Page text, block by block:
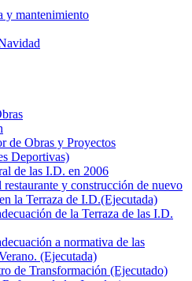
y mantenimiento
de Obras y Proyectos
Deportivas)
de las I.D. en 2006
restaurante y construcción de nuevo
la Terraza de I.D.(Ejecutada)
de la Terraza de las I.D.
a normativa de las
(Ejecutada)
de Transformación (Ejecutado)